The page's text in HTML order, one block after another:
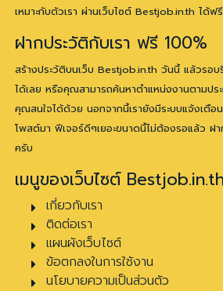
เหมาะกับตัวเรา ผ่านเว็บไซต์ Bestjob.in.th ได้ฟ
ฝากประวัติกับเรา ฟรี 100%
สร้างประวัติบนเว็บ Bestjob.in.th วันนี้ แล้วรอ
ได้เลย หรือคุณสามารถค้นหาตำแหน่งงานตามป
คุณสนใจได้ด้วย นอกจากนี้เรายังมีระบบแจ้งเตือ
โพสต์มา ฟีเจอร์ดีๆเยอะขนาดนี้ไม่ต้องรอแล้ว ฝา
ครับ
เมนูของเว็บไซต์
เกี่ยวกับเรา
ติดต่อเรา
แผนผังเว็บไซต์
ข้อตกลงในการใช้งาน
นโยบายความเป็นส่วนตัว